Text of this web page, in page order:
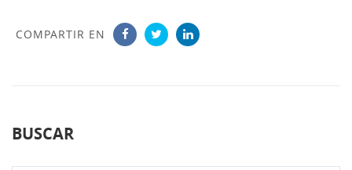
COMPARTIR EN
BUSCAR